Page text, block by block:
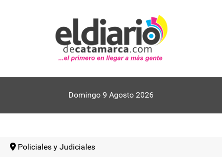
Domingo 9 Agosto 2026
Policiales y Judiciales